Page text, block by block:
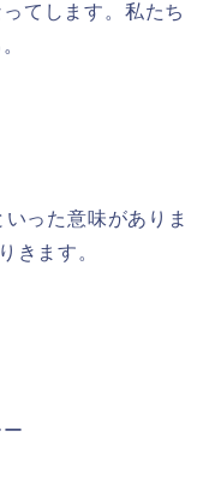
てします。私たち
った意味がありま
きます。